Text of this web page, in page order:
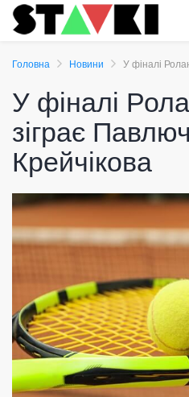
Головна Новини У фіналі
У фіналі
зіграє
Крейчікова